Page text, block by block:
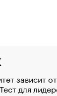
зависит от
для